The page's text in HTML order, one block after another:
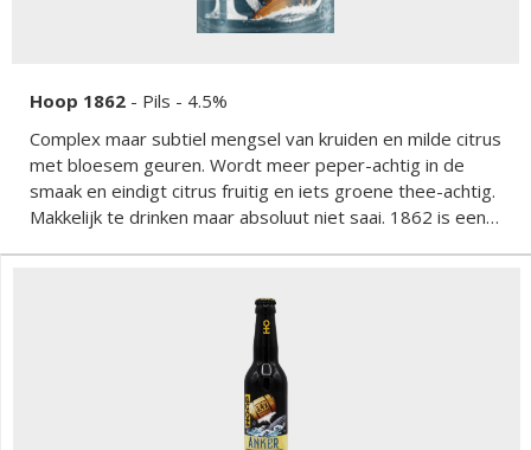
Hoop 1862 - Pils - 4.5%
Complex maar subtiel mengsel van kruiden en milde citrus
met bloesem geuren. Wordt meer peper-achtig in de
smaak en eindigt citrus fruitig en iets groene thee-achtig.
Makkelijk te drinken maar absoluut niet saai. 1862 is een